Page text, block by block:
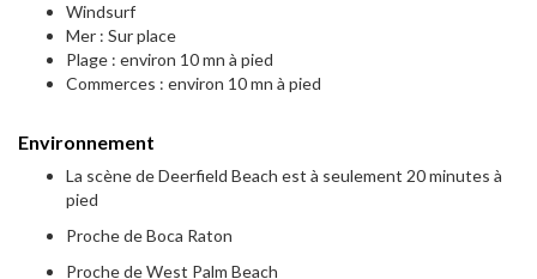
Windsurf
Mer : Sur place
Plage : environ 10 mn à pied
Commerces : environ 10 mn à pied
Environnement
La scène de Deerfield Beach est à seulement 20 minutes à
pied
Proche de Boca Raton
Proche de West Palm Beach